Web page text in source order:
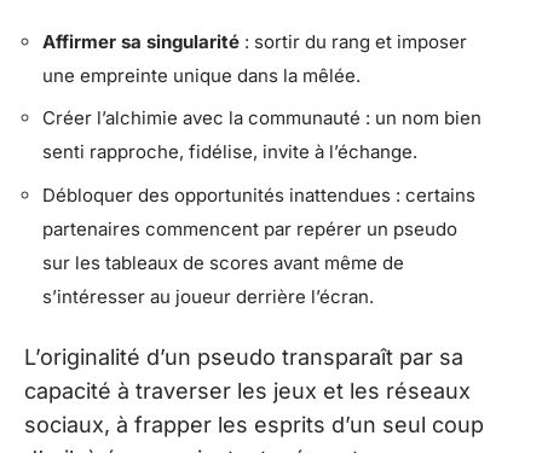
Affirmer sa singularité : sortir du rang et imposer
une empreinte unique dans la mêlée.
Créer l’alchimie avec la communauté : un nom bien
senti rapproche, fidélise, invite à l’échange.
Débloquer des opportunités inattendues : certains
partenaires commencent par repérer un pseudo
sur les tableaux de scores avant même de
s’intéresser au joueur derrière l’écran.
L’originalité d’un pseudo transparaît par sa
capacité à traverser les jeux et les réseaux
sociaux, à frapper les esprits d’un seul coup